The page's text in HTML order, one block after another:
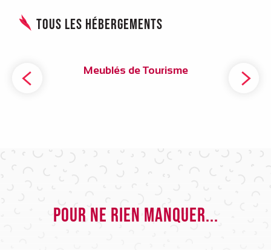
Tous les hébergements
Meublés de Tourisme
Pour ne rien manquer...